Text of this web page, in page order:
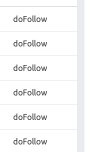
doFollow
doFollow
doFollow
doFollow
doFollow
doFollow